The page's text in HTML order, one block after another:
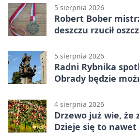
5 sierpnia 2026
Robert Bober
deszczu rzucił
5 sierpnia 2026
Radni Rybnika
Obrady będzie
4 sierpnia 2026
Drzewo już wie, że
Dzieje się to